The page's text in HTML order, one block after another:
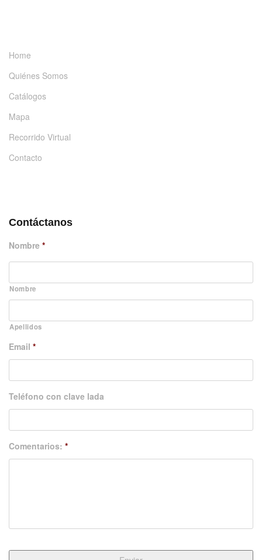
Home
Quiénes Somos
Catálogos
Mapa
Recorrido Virtual
Contacto
Contáctanos
Nombre *
Nombre
Apellidos
Email *
Teléfono con clave lada
Comentarios: *